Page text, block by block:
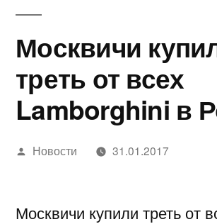
Москвичи
треть от всех
Lamborghini в
Написано
Новости 31.01.2017
Москвичи купили треть от